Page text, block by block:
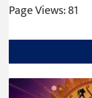
Page Views:81